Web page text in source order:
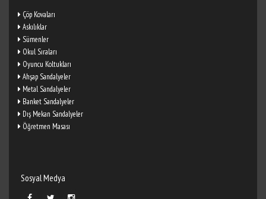
Çöp Kovaları
Askılıklar
Sümenler
Okul Sıraları
Oyuncu Koltukları
Ahşap Sandalyeler
Metal Sandalyeler
Banket Sandalyeler
Dış Mekan Sandalyeler
Öğretmen Masası
Sosyal Medya